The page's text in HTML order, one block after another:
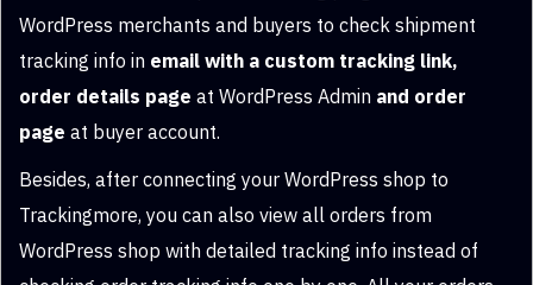
WordPress merchants and buyers to check shipment
tracking info in email with a custom tracking link,
order details page at WordPress Admin and order
page at buyer account.
Besides, after connecting your WordPress shop to
Trackingmore, you can also view all orders from
WordPress shop with detailed tracking info instead of